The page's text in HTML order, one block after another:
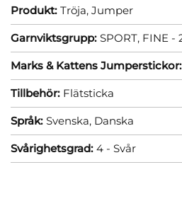
Produkt: Tröja, Jumper
Garnviktsgrupp: SPORT, FINE -
Marks & Kattens Jumperstickor:
Tillbehör: Flätsticka
Språk: Svenska, Danska
Svårighetsgrad: 4 - Svår